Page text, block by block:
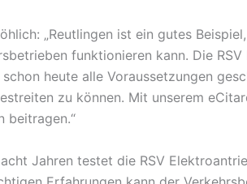
„Reutlingen ist ein gutes
funktionieren kann. Die
heute alle Voraussetzungen
zu können. Mit unserem
beitragen.“
Jahren testet die RSV